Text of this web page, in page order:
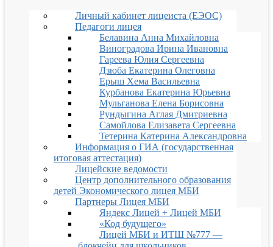
Личный кабинет лицеиста (ЕЭОС)
Педагоги лицея
Белавина Анна Михайловна
Виноградова Ирина Ивановна
Гареева Юлия Сергеевна
Дзюба Екатерина Олеговна
Ерыш Хема Васильевна
Курбанова Екатерина Юрьевна
Мульганова Елена Борисовна
Рундыгина Аглая Дмитриевна
Самойлова Елизавета Сергеевна
Тетерина Катерина Александровна
Информация о ГИА (государственная
итоговая аттестация)
Лицейские ведомости
Центр дополнительного образования
детей Экономического лицея МБИ
Партнеры Лицея МБИ
Яндекс Лицей + Лицей МБИ
«Код будущего»
Лицей МБИ и ИТШ №777 —